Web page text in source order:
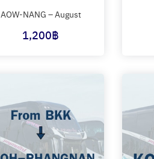
AOW-NANG – August
1,200฿